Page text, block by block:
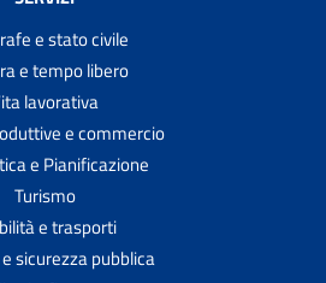
e stato civile
e tempo libero
lavorativa
e commercio
e Pianificazione
Turismo
e trasporti
sicurezza pubblica